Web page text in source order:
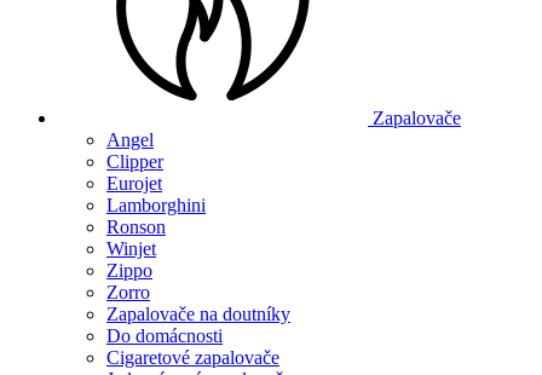
Zapalovače
Angel
Clipper
Eurojet
Lamborghini
Ronson
Winjet
Zippo
Zorro
Zapalovače na doutníky
Do domácnosti
Cigaretové zapalovače